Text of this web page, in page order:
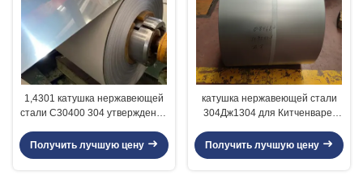
1,4301 катушка нержавеющей
стали С30400 304 утверждение
1550мм
Получить лучшую цену
катушка нержавеющей стали
304Дж1304 для Китченваре/
Получить лучшую цену